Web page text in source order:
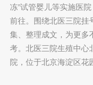
冻”试管婴儿等实施医
前往。围绕北医三院挂
集、整理成文，为更多
考。北医三院生殖中心
院，位于北京海淀区花